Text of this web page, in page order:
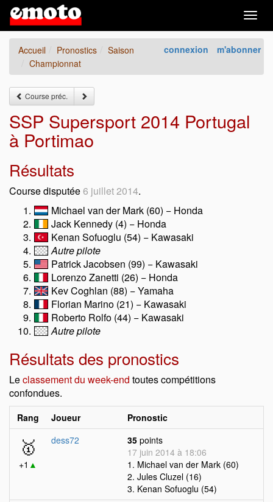
connexion m'abonner
Accueil Pronostics
Saison
Championnat
Course préc.
SSP Supersport 2014 Portugal
à Portimao
Résultats
Course disputée6 juillet 2014.
Michael van der Mark (60) − Honda
Jack Kennedy (4) − Honda
Kenan Sofuoglu (54) − Kawasaki
Autre pilote
Patrick Jacobsen (99) − Kawasaki
Lorenzo Zanetti (26) − Honda
Kev Coghlan (88) − Yamaha
Florian Marino (21) − Kawasaki
Roberto Rolfo (44) − Kawasaki
Autre pilote
Résultats des pronostics
Leclassement du week-end toutes compétitions
confondues.
Rang Joueur Pronostic
🥇
+1 ▲
dess72 35 points
17 juin 2014 à 18:06
1. Michael van der Mark (60)
2. Jules Cluzel (16)
3. Kenan Sofuoglu (54)